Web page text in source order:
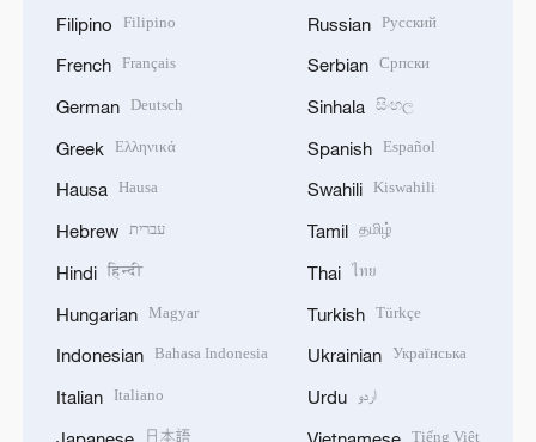
Filipino Filipino
French Français
German Deutsch
Greek Ελληνικά
Hausa Hausa
Hebrew עברית
Hindi हिन्दी
Hungarian Magyar
Indonesian Bahasa Indonesia
Italian Italiano
日本語
Russian Русский
Serbian Српски
Sinhala සිංහල
Spanish Español
Swahili Kiswahili
Tamil தமிழ்
Thai ไทย
Turkish Türkçe
Ukrainian Українська
Urdu اردو
Tiếng Việt